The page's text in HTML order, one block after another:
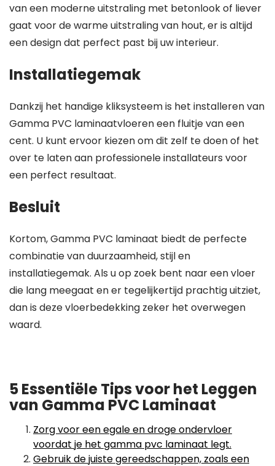
van een moderne uitstraling met betonlook of liever
gaat voor de warme uitstraling van hout, er is altijd
een design dat perfect past bij uw interieur.
Installatiegemak
Dankzij het handige kliksysteem is het installeren van
Gamma PVC laminaatvloeren een fluitje van een
cent. U kunt ervoor kiezen om dit zelf te doen of het
over te laten aan professionele installateurs voor
een perfect resultaat.
Besluit
Kortom, Gamma PVC laminaat biedt de perfecte
combinatie van duurzaamheid, stijl en
installatiegemak. Als u op zoek bent naar een vloer
die lang meegaat en er tegelijkertijd prachtig uitziet,
dan is deze vloerbedekking zeker het overwegen
waard.
5 Essentiële Tips voor het Leggen
van Gamma PVC Laminaat
Zorg voor een egale en droge ondervloer
voordat je het gamma pvc laminaat legt.
Gebruik de juiste gereedschappen, zoals een